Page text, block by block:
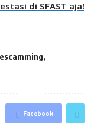
di SFAST aja!
,
Facebook